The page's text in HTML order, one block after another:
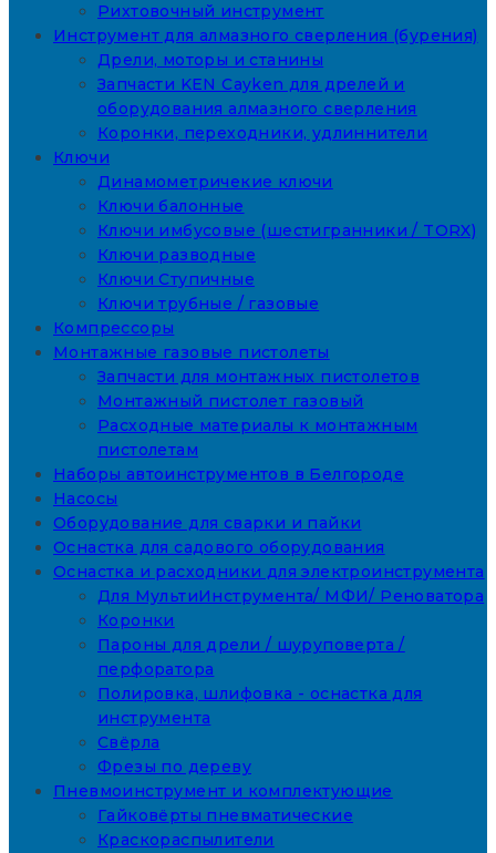
Рихтовочный инструмент
Инструмент для алмазного сверления (бурения)
Дрели, моторы и станины
Запчасти KEN Cayken для дрелей и
оборудования алмазного сверления
Коронки, переходники, удлиннители
Ключи
Динамометричекие ключи
Ключи балонные
Ключи имбусовые (шестигранники / TORX)
Ключи разводные
Ключи Ступичные
Ключи трубные / газовые
Компрессоры
Монтажные газовые пистолеты
Запчасти для монтажных пистолетов
Монтажный пистолет газовый
Расходные материалы к монтажным
пистолетам
Наборы автоинструментов в Белгороде
Насосы
Оборудование для сварки и пайки
Оснастка для садового оборудования
Оснастка и расходники для электроинструмента
Для МультиИнструмента/ МФИ/ Реноватора
Коронки
Пароны для дрели / шуруповерта /
перфоратора
Полировка, шлифовка - оснастка для
инструмента
Свёрла
Фрезы по дереву
Пневмоинструмент и комплектующие
Гайковёрты пневматические
Краскораспылители